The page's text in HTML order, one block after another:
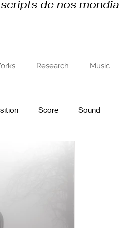
scripts de nos
Research Music
Score Sound